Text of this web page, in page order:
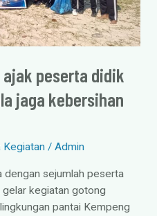
peserta didik
jaga kebersihan
Kegiatan/ Admin
dengan sejumlah peserta
kegiatan gotong
pantai Kempeng